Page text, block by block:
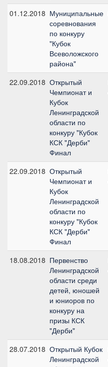
01.12.2018 Муниципальные
соревнования
по конкуру
"Кубок
Всеволожского
района"
22.09.2018 Открытый
Чемпионат и
Кубок
Ленинградской
области по
конкуру "Кубок
КСК "Дерби"
Финал
22.09.2018 Открытый
Чемпионат и
Кубок
Ленинградской
области по
конкуру "Кубок
КСК "Дерби"
Финал
18.08.2018 Первенство
Ленинградской
области среди
детей, юношей
и юниоров по
конкуру на
призы КСК
"Дерби"
28.07.2018 Открытый Кубок
Ленинградской